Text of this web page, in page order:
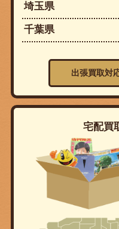
埼玉県
千葉県
出張買取対
宅配買